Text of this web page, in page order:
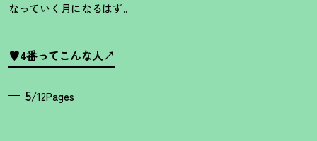
なっていく月になるはず。
♥4番ってこんな人
5/12Pages